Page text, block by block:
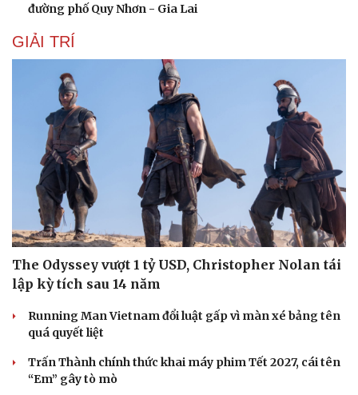
đường phố Quy Nhơn - Gia Lai
GIẢI TRÍ
The Odyssey vượt 1 tỷ USD, Christopher Nolan tái
lập kỳ tích sau 14 năm
Running Man Vietnam đổi luật gấp vì màn xé bảng tên
quá quyết liệt
Trấn Thành chính thức khai máy phim Tết 2027, cái tên
“Em” gây tò mò